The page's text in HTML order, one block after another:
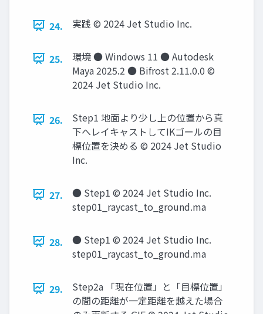
24. 実践 © 2024 Jet Studio Inc.
25.
環境 ● Windows 11 ● Autodesk
Maya 2025.2 ● Bifrost 2.11.0.0 ©
2024 Jet Studio Inc.
26.
Step1 地面より少し上の位置から真
下へレイキャストしてIKゴールの目
標位置を決める © 2024 Jet Studio
Inc.
27.
● Step1 © 2024 Jet Studio Inc.
step01_raycast_to_ground.ma
28.
● Step1 © 2024 Jet Studio Inc.
step01_raycast_to_ground.ma
29.
Step2a 「現在位置」と「目標位置」
の間の距離が一定距離を越えた場合